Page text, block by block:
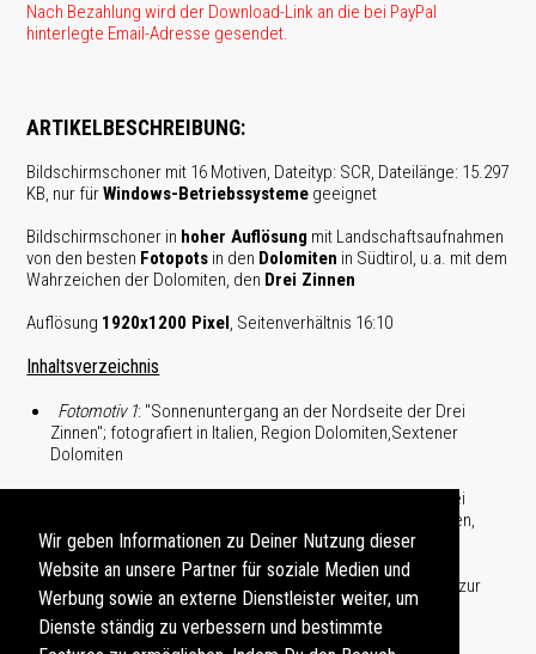
Wir geben Informationen zu Deiner Nutzung dieser
Website an unsere Partner für soziale Medien und
Werbung sowie an externe Dienstleister weiter, um
Dienste ständig zu verbessern und bestimmte
Nach Bezahlung wird der Download-Link an die bei PayPal
hinterlegte Email-Adresse gesendet.
ARTIKELBESCHREIBUNG:
Bildschirmschoner mit 16 Motiven, Dateityp: SCR, Dateilänge: 15.297
KB, nur fürWindows-Betriebssysteme geeignet
Bildschirmschoner in hoher Auflösung mit Landschafts­aufnahmen
von den besten Fotopots in den Dolomiten in Südtirol, u.a. mit dem
Wahrzeichen der Dolomiten, den Drei Zinnen
Auflösung 1920x1200 Pixel, Seitenverhältnis 16:10
Inhaltsverzeichnis
Fotomotiv 1: "Sonnenuntergang an der Nordseite der Drei
Zinnen"; fotografiert in Italien, Region Dolomiten,Sextener
Dolomiten
: "Sonnenuntergang an der Nordseite der Drei
Zinnen mit Blick zur Drei Zinnen Hütte"; fotografiert in Italien,
Region Dolomiten,Sextener Dolomiten
Fotomotiv 3 : "Sonnenuntergang am Paternkofel mit Blick zur
Drei Zinnen Hütte"; fotografiert in Italien, Region
Dolomiten,Sextener Dolomiten